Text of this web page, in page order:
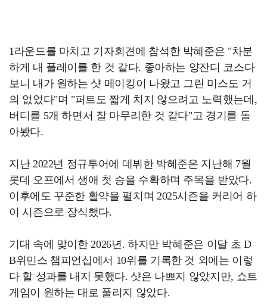
1라운드를 마치고 기자회견에 참석한 박혜준은 "차분
하게 내 플레이를 한 것 같다. 좋아하는 양잔디 코스다
보니 내가 원하는 샷 메이킹이 나왔고 그린 미스도 거
의 없었다"며 "퍼트도 짧게 치지 않으려고 노력했는데,
버디를 5개 하면서 잘 마무리한 것 같다"고 경기를 돌
아봤다.
지난 2022년 정규투어에 데뷔한 박혜준은 지난해 7월
롯데 오프에서 생애 첫 승을 수확하며 주목을 받았다.
이후에도 꾸준한 활약을 펼치며 2025시즌을 커리어 하
이 시즌으로 장식했다.
기대 속에 맞이한 2026년. 하지만 박혜준은 이달 초 D
B위민스 챔피언십에서 10위를 기록한 것 외에는 이렇
다 할 성과를 내지 못했다. 샷은 나쁘지 않았지만, 쇼트
게임이 원하는 대로 풀리지 않았다.